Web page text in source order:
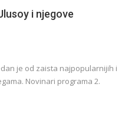
i njegove
je od zaista najpopularnijih i
Novinari programa 2.